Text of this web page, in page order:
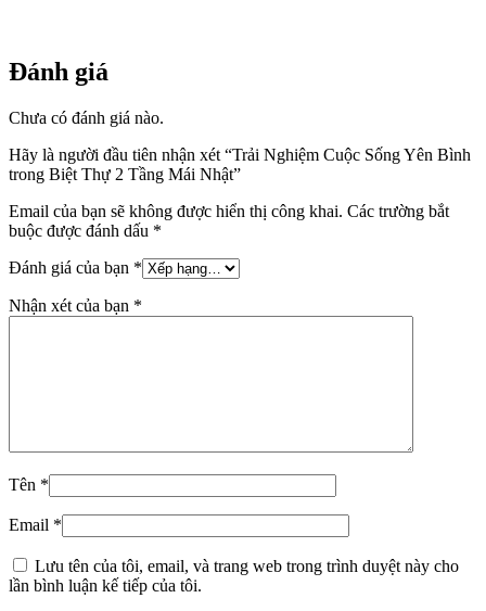
Đánh giá
Chưa có đánh giá nào.
Hãy là người đầu tiên nhận xét “Trải Nghiệm Cuộc Sống Yên Bình
trong Biệt Thự 2 Tầng Mái Nhật”
Email của bạn sẽ không được hiển thị công khai. Các trường bắt
buộc được đánh dấu *
Đánh giá của bạn *
Nhận xét của bạn *
Tên *
Email *
Lưu tên của tôi, email, và trang web trong trình duyệt này cho
lần bình luận kế tiếp của tôi.